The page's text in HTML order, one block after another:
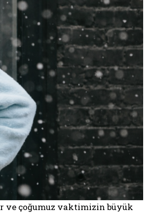
ve çoğumuz vaktimizin büyük